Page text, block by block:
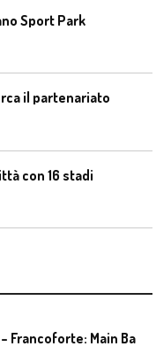
Sport Park
il partenariato
con 16 stadi